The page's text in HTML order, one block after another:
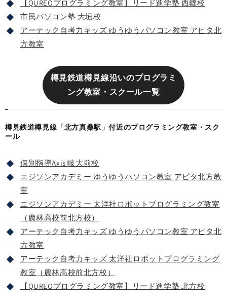
【QUREOプログラミング教室】リード進学塾 西郷校
市民パソコン塾 大垣校
アーテック自考力キッズ ゆうゆうパソコン教室 アピタ北
方教室
樽見鉄道樽見線沿いのプログラミ
ング教室・スクール一覧
樽見鉄道樽見線「北方真桑駅」付近のプログラミング教室・スク
ール
個別指導Axis 岐大前校
エジソンアカデミー ゆうゆうパソコン教室 アピタ北方教
室
エジソンアカデミー 太洋社ロボットプログラミング教室
（農林高校前北方校）
アーテック自考力キッズ ゆうゆうパソコン教室 アピタ北
方教室
アーテック自考力キッズ 太洋社ロボットプログラミング
教室（農林高校前北方校）
【QUREOプログラミング教室】リード進学塾 北方校